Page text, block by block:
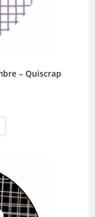
– Quiscrap